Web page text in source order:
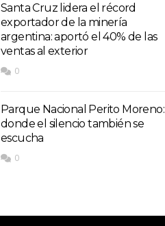
Santa Cruz lidera el récord
exportador de la minería
argentina: aportó el 40% de las
ventas al exterior
0
Parque Nacional Perito Moreno:
donde el silencio también se
escucha
0